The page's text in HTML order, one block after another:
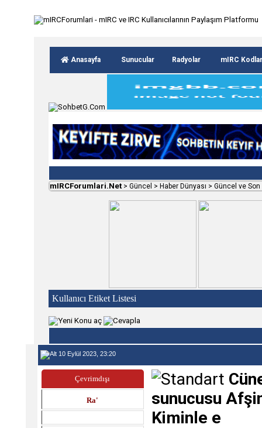
Anasayfa Sunucular Radyolar mIRC Kodlar
mIRCForumlari.Net > Güncel > Haber Dünyası > Güncel ve
Kullanıcı Etiket Listesi
10 Eylül 2023, 23:20
Çevrimdışı
Ra'
sunucusu
Kiminle e